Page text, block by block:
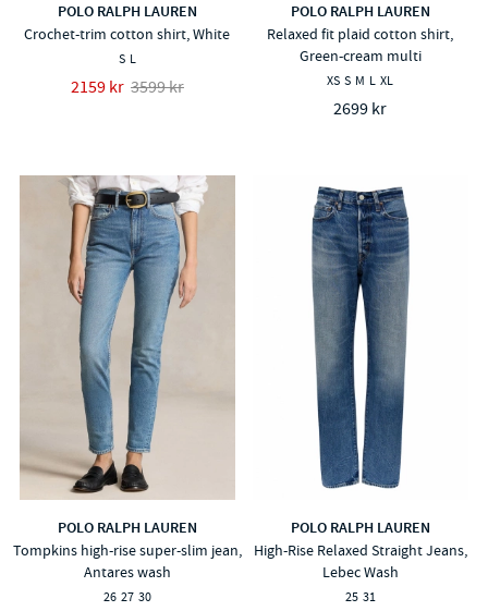
POLO RALPH LAUREN
Crochet-trim cotton shirt, White
S L
2159 kr 3599 kr
POLO RALPH LAUREN
Relaxed fit plaid cotton shirt,
Green-cream multi
XS S M L XL
2699 kr
POLO RALPH LAUREN
Tompkins high-rise super-slim jean,
Antares wash
26 27 30
POLO RALPH LAUREN
High-Rise Relaxed Straight Jeans,
Lebec Wash
25 31